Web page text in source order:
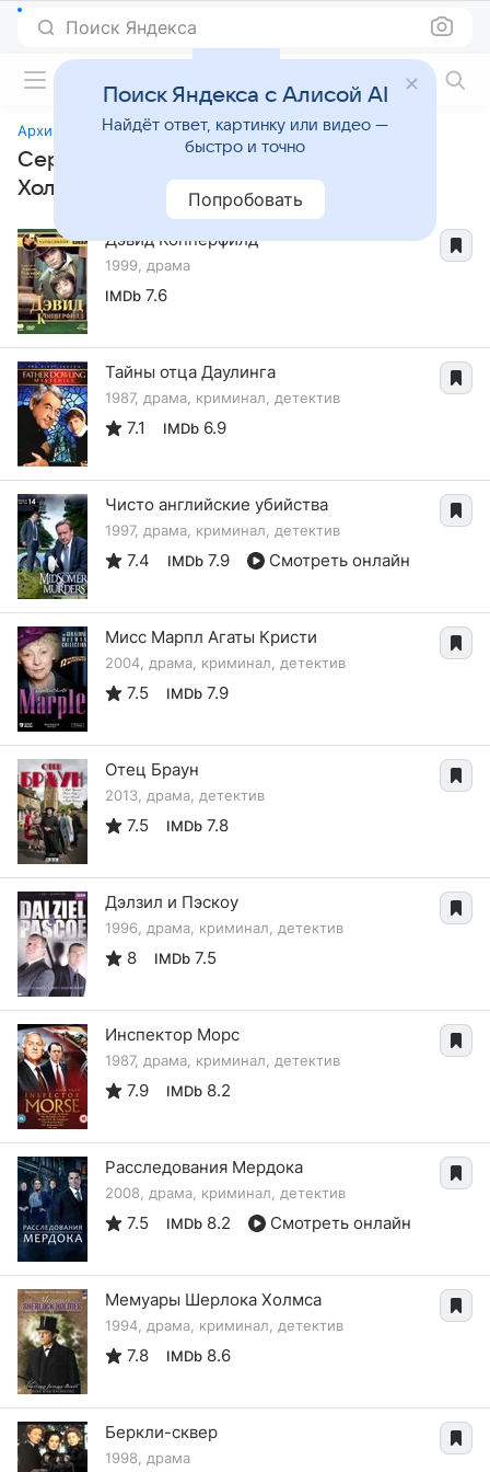
Поиск Яндекса
Архив Шерлока Холмса
Сериалы, похожие на «Архив Шерлока
Холмса»
Дэвид Копперфилд
1999, драма
IMDb 7.6
Тайны отца Даулинга
1987, драма, криминал, детектив
7.1 IMDb 6.9
Чисто английские убийства
1997, драма, криминал, детектив
7.4 IMDb 7.9 Смотреть онлайн
Мисс Марпл Агаты Кристи
2004, драма, криминал, детектив
7.5 IMDb 7.9
Отец Браун
2013, драма, детектив
7.5 IMDb 7.8
Дэлзил и Пэскоу
1996, драма, криминал, детектив
8 IMDb 7.5
Инспектор Морс
1987, драма, криминал, детектив
7.9 IMDb 8.2
Расследования Мердока
2008, драма, криминал, детектив
7.5 IMDb 8.2 Смотреть онлайн
Мемуары Шерлока Холмса
1994, драма, криминал, детектив
7.8 IMDb 8.6
Беркли-сквер
1998, драма
Поиск Яндекса с Алисой AI
Найдёт ответ, картинку или видео —
быстро и точно
Попробовать